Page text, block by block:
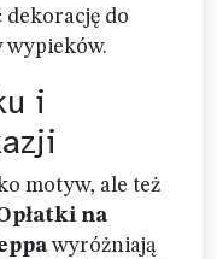
dekorację do
i
motyw, ale też
na
wyróżniają